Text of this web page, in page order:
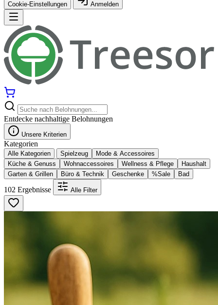
Cookie-Einstellungen Anmelden
Entdecke nachhaltige Belohnungen
Unsere Kriterien
Kategorien
Alle Kategorien Spielzeug
Mode & Accessoires
Küche & Genuss
Wohnaccessoires Wellness & Pflege
Haushalt
Garten & Grillen
Büro & Technik Geschenke %Sale Bad
102 Ergebnisse Alle Filter